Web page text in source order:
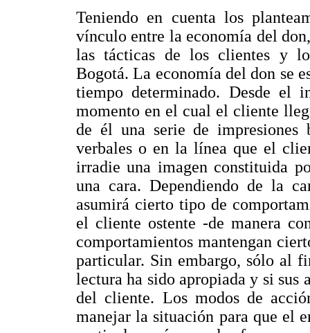
Teniendo en cuenta los
vínculo entre la economía del
las tácticas de los clientes y
Bogotá. La economía del don se
tiempo determinado. Desde el
momento en el cual el cliente
de él una serie de impresiones
verbales o en la línea que el
irradie una imagen constituida
una cara. Dependiendo de la
asumirá cierto tipo de
el cliente ostente -de manera
comportamientos mantengan
particular. Sin embargo, sólo al
lectura ha sido apropiada y si sus
del cliente. Los modos de
manejar la situación para que el